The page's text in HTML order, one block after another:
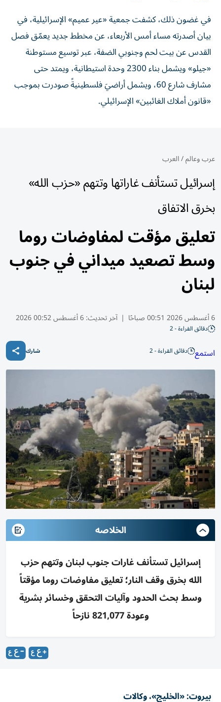
في غضون ذلك، كشفت جمعية «عير عميم» الإسرائيلية، في
بيان أصدرته مساء أمس الأربعاء، عن مخطط جديد يعمّق فصل
القدس عن بيت لحم وجنوبي الضفة، عبر توسيع مستوطنة
«جيلو» ويشمل بناء 2300 وحدة استيطانية، ويمتد حتى
مشارف شارع 60، ويشمل أراضيَ فلسطينيةً صودرت بموجب
«قانون أملاك الغائبين» الإسرائيلي.
عرب وعالم/العرب
إسرائيل تستأنف غاراتها وتتهم «حزب الله»
بخرق الاتفاق
تعليق مؤقت لمفاوضات روما
وسط تصعيد ميداني في جنوب
لبنان
6 أغسطس 2026 00:51 صباحًا | آخر تحديث:6 أغسطس 00:52 2026
دقائق القراءة - 2
استمع دقائق القراءة - 2 شارك
الخلاصه
إسرائيل تستأنف غارات جنوب لبنان وتتهم حزب
الله بخرق وقف النار؛ تعليق مفاوضات روما مؤقتاً
وسط بحث الحدود وآليات التحقق وخسائر بشرية
وعودة 821,077 نازحاً